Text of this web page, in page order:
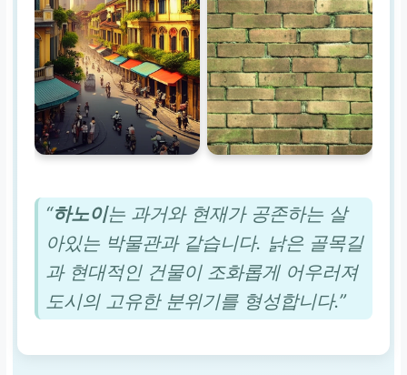
“하노이는 과거와 현재가 공존하는 살
아있는 박물관과 같습니다. 낡은 골목길
과 현대적인 건물이 조화롭게 어우러져
도시의 고유한 분위기를 형성합니다.”